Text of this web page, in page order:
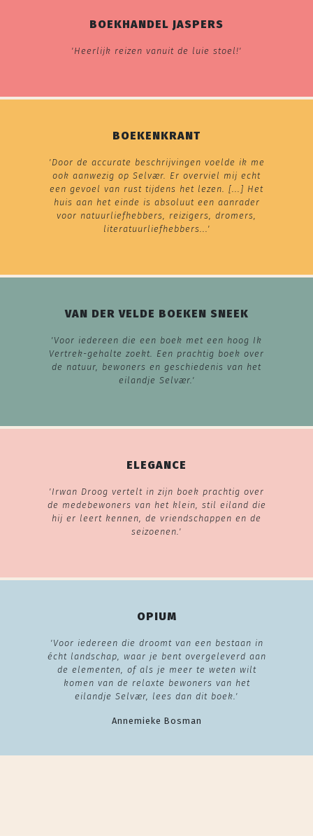
BOEKHANDEL JASPERS
'Heerlijk reizen vanuit de luie stoel!'
BOEKENKRANT
'Door de accurate beschrijvingen voelde ik me
ook aanwezig op Selvær. Er overviel mij echt
een gevoel van rust tijdens het lezen. [...] Het
huis aan het einde is absoluut een aanrader
voor natuurliefhebbers, reizigers, dromers,
literatuurliefhebbers...'
VAN DER VELDE BOEKEN SNEEK
'Voor iedereen die een boek met een hoog Ik
Vertrek-gehalte zoekt. Een prachtig boek over
de natuur, bewoners en geschiedenis van het
eilandje Selvær.'
ELEGANCE
'Irwan Droog vertelt in zijn boek prachtig over
de medebewoners van het klein, stil eiland die
hij er leert kennen, de vriendschappen en de
seizoenen.'
OPIUM
'Voor iedereen die droomt van een bestaan in
écht landschap, waar je bent overgeleverd aan
de elementen, of als je meer te weten wilt
komen van de relaxte bewoners van het
eilandje Selvær, lees dan dit boek.'
Annemieke Bosman